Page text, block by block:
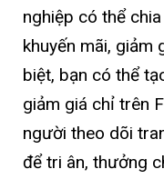
nghiệp có thể
khuyến mãi, giảm
biệt, bạn có thể
giảm giá chỉ trên
người theo dõi
để tri ân, thưởng